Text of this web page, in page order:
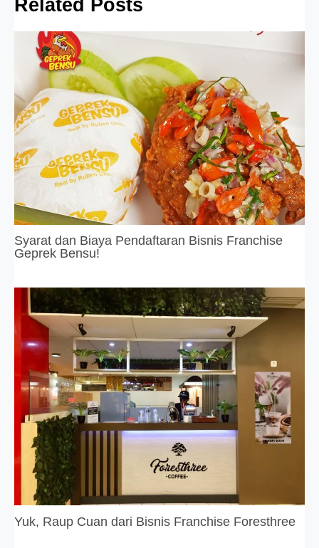
Syarat dan Biaya Pendaftaran Bisnis Franchise
Geprek Bensu!
Yuk, Raup Cuan dari Bisnis Franchise Foresthree